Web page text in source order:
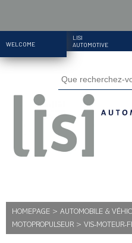
WELCOME
LISI
AUTOMOTIVE
HOMEPAGE > AUTOMOBILE &
MOTOPROPULSEUR > VIS-MOTEUR-